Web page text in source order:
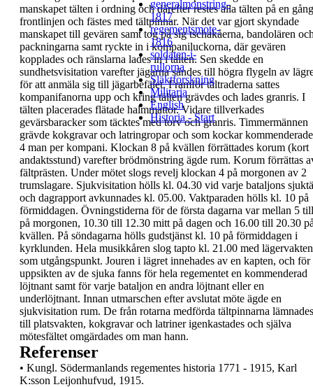
manskapet tälten i ordning och därefterrestes alla tälten på en
frontlinjen och fästes med tältpinnar. När det var gjort skyndade
manskapet till gevären samt tog på sig tschakåerna, bandolären
packningarna samt ryckte in ikompaniluckorna, där gevären
kopplades och ränslarna lades in i tälten. Sen skedde en
sundhetsvisitation varefter jägarna sändes till högra flygeln av
för att anmäla sig till jägarbefälet.Framför tältraderna sattes
kompanifanorna upp och kring tälten grävdes och lades granris. I
tälten placerades flätade halmmattor. Vidare tillverkades
gevärsbaracker som täcktes med torv och granris. Timmermännen
grävde kokgravar och latringroparoch som kockar
4 man perkompani. Klockan 8 på kvällen förrättades korum (kort
andaktsstund) varefter brödmönstring ägde rum. Korum förrättas
fältprästen. Under mötet slogs revelj klockan 4 på morgonen av 2
trumslagare. Sjukvisitation hölls kl. 04.30 vid varje bataljons
och dagrapport avkunnades kl. 05.00. Vaktparaden hölls kl. 10 på
förmiddagen. Övningstiderna för de första dagarna var mellan 5
på morgonen, 10.30 till 12.30 mitt på dagen och 16.00 till 20.30
kvällen. På söndagarna hölls gudstjänst kl. 10 på förmiddagen i
kyrklunden. Hela musikkåren slog tapto kl. 21.00 med lägervakten
som utgångspunkt. Jouren i lägret innehades av en kapten, och för
uppsikten av de sjuka fanns för hela regementet en kommenderad
löjtnant samt för varje bataljon en andra löjtnant eller en
underlöjtnant. Innan utmarschen efter avslutat möte ägde en
sjukvisitation rum. De från rotarna medförda tältpinnarna lämnades
till platsvakten, kokgravaroch latriner igenkastades och själva
mötesfältet omgärdades om man hann.
Referenser
• Kungl. Södermanlands regementes historia 1771 - 1915, Karl
K:sson Leijonhufvud, 1915.
generalmonstring-
1817
regementsmote-
1816
soldaten-i-
rullorna
Släktforskning
Militaria
English
Historia - Start